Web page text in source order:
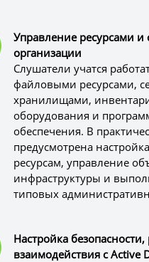
Управление ресурсами и
организации
Слушатели учатся
файловыми ресурсами,
хранилищами,
оборудования и
обеспечения. В
предусмотрена
ресурсам, управление
инфраструктуры и
типовых
Настройка
взаимодействия с Active